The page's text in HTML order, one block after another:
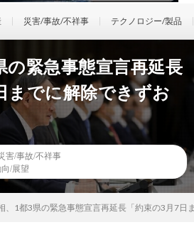
災害/事故/不祥事 テクノロジー/製品
の緊急事態宣言再延長
までに解除できずお
害/事故/不祥事
/展望
、1都3県の緊急事態宣言再延長「約束の3月7日